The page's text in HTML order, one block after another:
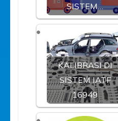
SISTEM…
KALIBRASI DI
SISTEM IATF
16949